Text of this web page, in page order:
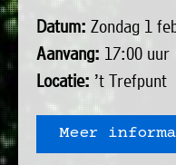
Datum: Zondag 1
Aanvang: 17:00 uur
Locatie: ’t Trefpunt
Meer
belang
volgende
personen:
Voorzitter
vacant
Michiel
Modderman